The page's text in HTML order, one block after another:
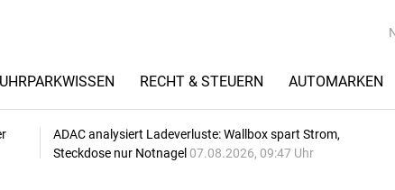
RECHT & STEUERN AUTOMARKEN
ADAC analysiert Ladeverluste: Wallbox spart Strom,
Steckdose nur Notnagel 07.08.2026, 09:47 Uhr